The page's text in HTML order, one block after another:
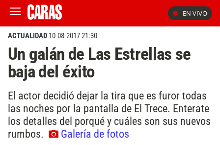
EN VIVO
ACTUALIDAD 10-08-2017 21:30
Un galán de Las Estrellas se
baja del éxito
El actor decidió dejar la tira que es furor todas
las noches por la pantalla de El Trece. Enterate
los detalles del porqué y cuáles son sus nuevos
rumbos.
Galería de fotos